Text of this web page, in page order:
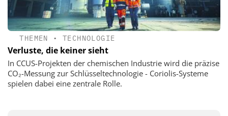
THEMEN •TECHNOLOGIE
Verluste, die keiner sieht
In CCUS-Projekten der chemischen Industrie wird die präzise
CO₂-Messung zur Schlüsseltechnologie - Coriolis-Systeme
spielen dabei eine zentrale Rolle.